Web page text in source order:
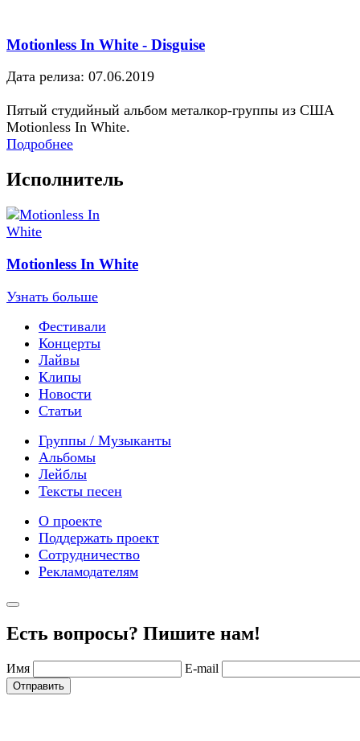
Motionless In White - Disguise
Дата релиза: 07.06.2019
Пятый студийный альбом металкор-группы из США
Motionless In White.
Подробнее
Исполнитель
Motionless In White
Узнать больше
Фестивали
Концерты
Лайвы
Клипы
Новости
Статьи
Группы / Музыканты
Альбомы
Лейблы
Тексты песен
О проекте
Поддержать проект
Сотрудничество
Рекламодателям
Есть вопросы? Пишите нам!
Имя E-mail